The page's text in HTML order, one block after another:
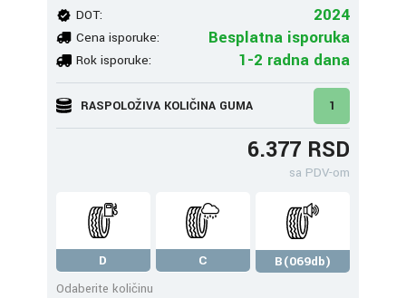
DOT: 2024
Cena isporuke: Besplatna isporuka
Rok isporuke: 1-2 radna dana
RASPOLOŽIVA KOLIČINA GUMA 1
6.377 RSD
sa PDV-om
D C
B(069db)
Odaberite količinu